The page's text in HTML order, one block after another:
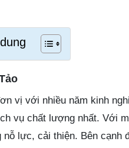
vị với nhiều năm kinh
vụ chất lượng nhất. Với
nỗ lực, cải thiện. Bên cạnh